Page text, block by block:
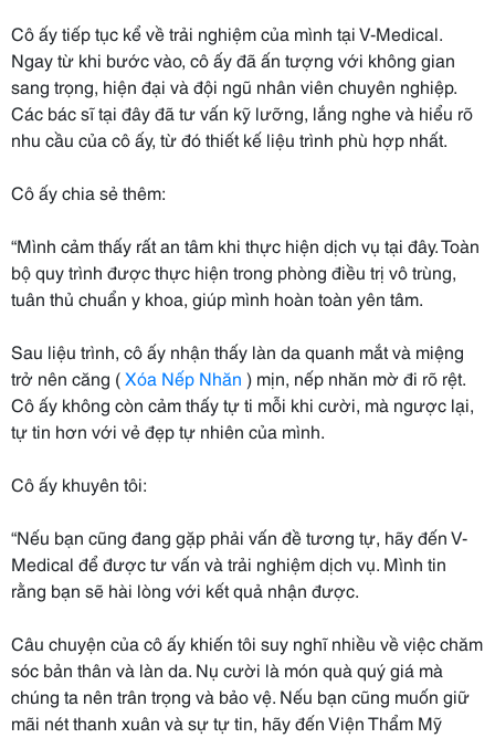
Cô ấy tiếp tục kể về trải nghiệm của mình tại V-Medical.
Ngay từ khi bước vào, cô ấy đã ấn tượng với không gian
sang trọng, hiện đại và đội ngũ nhân viên chuyên nghiệp.
Các bác sĩ tại đây đã tư vấn kỹ lưỡng, lắng nghe và hiểu rõ
nhu cầu của cô ấy, từ đó thiết kế liệu trình phù hợp nhất.
Cô ấy chia sẻ thêm:
“Mình cảm thấy rất an tâm khi thực hiện dịch vụ tại đây. Toàn
bộ quy trình được thực hiện trong phòng điều trị vô trùng,
tuân thủ chuẩn y khoa, giúp mình hoàn toàn yên tâm.
Sau liệu trình, cô ấy nhận thấy làn da quanh mắt và miệng
trở nên căng (Xóa Nếp Nhăn ) mịn, nếp nhăn mờ đi rõ rệt.
Cô ấy không còn cảm thấy tự ti mỗi khi cười, mà ngược lại,
tự tin hơn với vẻ đẹp tự nhiên của mình.
Cô ấy khuyên tôi:
“Nếu bạn cũng đang gặp phải vấn đề tương tự, hãy đến V-
Medical để được tư vấn và trải nghiệm dịch vụ. Mình tin
rằng bạn sẽ hài lòng với kết quả nhận được.
Câu chuyện của cô ấy khiến tôi suy nghĩ nhiều về việc chăm
sóc bản thân và làn da. Nụ cười là món quà quý giá mà
chúng ta nên trân trọng và bảo vệ. Nếu bạn cũng muốn giữ
mãi nét thanh xuân và sự tự tin, hãy đến Viện Thẩm Mỹ